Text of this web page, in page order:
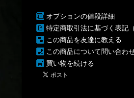
オプションの値段詳細
特定商取引法に基づく表記
この商品を友達に教える
この商品について問い合わ
買い物を続ける